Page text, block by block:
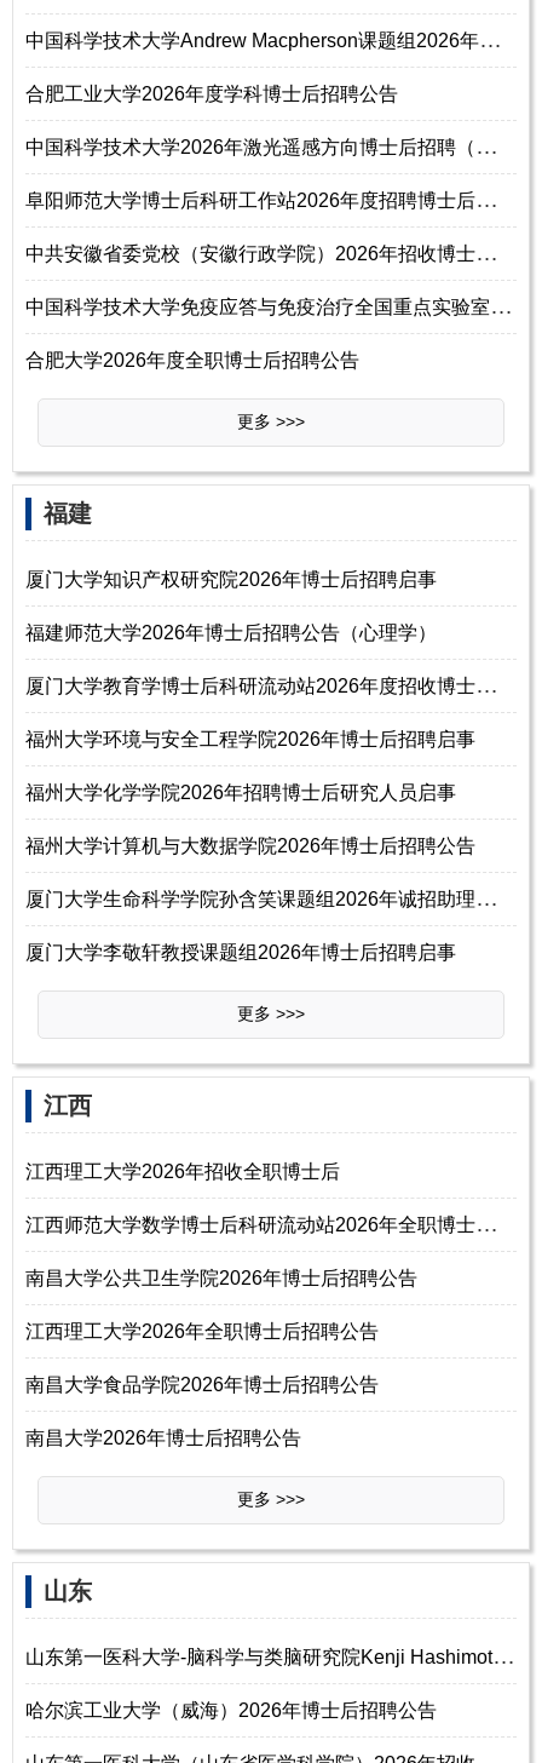
中
国科学技术大学Andrew Macpherson课题组2026年副研、博士后招聘（菌群免疫方向）
合肥工业大学2026年度学科博士后招聘公告
中
国科学技术大学2026年激光遥感方向博士后招聘（光机设计/嵌入式开发/激光物
阜
阳师范大学博士后科研工作站2026年度招聘博士后研究人员公告
中
共安徽省委党校（安徽行政学院）2026年招收博士后研究人员公告
中
国科学技术大学免疫应答与免疫治疗全国重点实验室王育才课题组2026年招聘
合肥大学2026年度全职博士后招聘公告
更多 >>>
‌‌福建
厦门大学知识产权研究院2026年博士后招聘启事
福建师范大学2026年博士后招聘公告（心理学）
厦
门大学教育学博士后科研流动站2026年度招收博士后启事
福州大学环境与安全工程学院2026年博士后招聘启事
福州大学化学学院2026年招聘博士后研究人员启事
福州大学计算机与大数据学院2026年博士后招聘公告
厦
门大学生命科学学院孙含笑课题组2026年诚招助理教授、博士后、硕博研究生
厦门大学李敬轩教授课题组2026年博士后招聘启事
更多 >>>
‌‌江西
江西理工大学2026年招收全职博士后
江
西师范大学数学博士后科研流动站2026年全职博士后招聘公告
南昌大学公共卫生学院2026年博士后招聘公告
江西理工大学2026年全职博士后招聘公告
南昌大学食品学院2026年博士后招聘公告
南昌大学2026年博士后招聘公告
更多 >>>
‌‌山东
山
东第一医科大学-脑科学与类脑研究院Kenji Hashimoto (橋本谦二)张继春课题组2
哈尔滨工业大学（威海）2026年博士后招聘公告